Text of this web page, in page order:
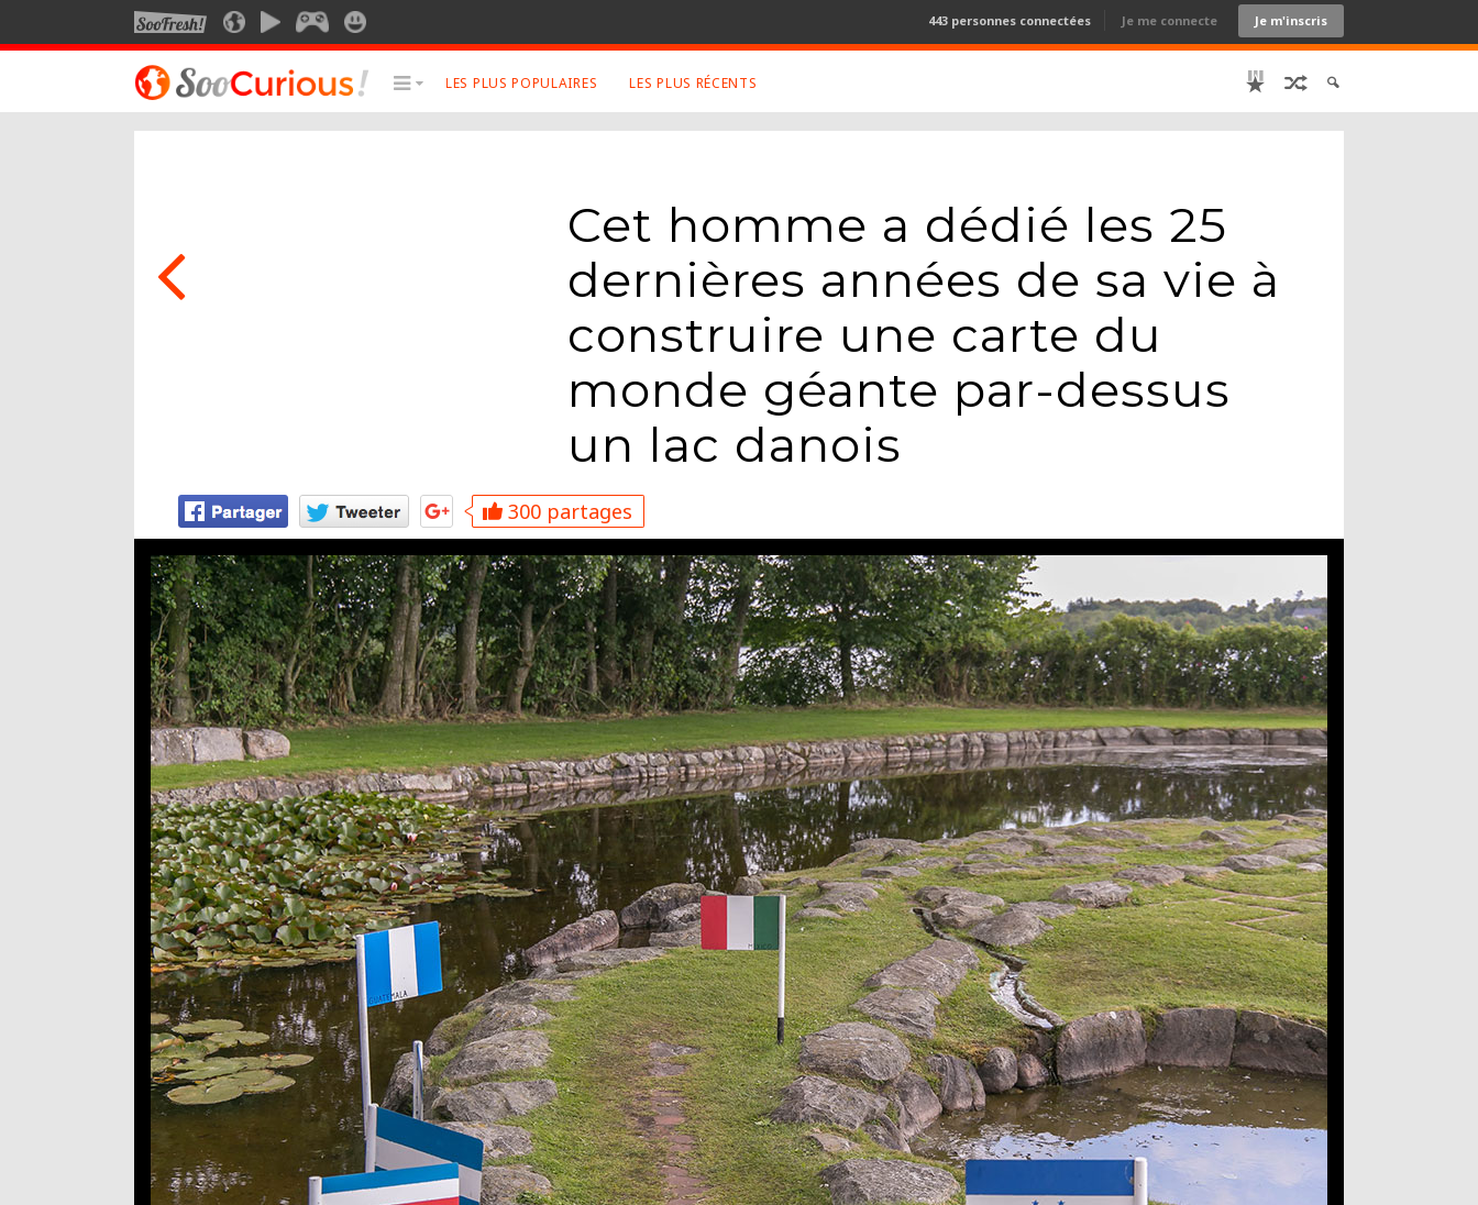
SOOFRESHSOOCURIOUSSOOMOTION
SOOGEEK Je me connecte Je m'inscris
443 personnes connectées
Twitter
Google+
Mentions Légales
Conditions Générales
LES PLUS POPULAIRES LES PLUS RÉCENTS
Cet homme a dédié les 25
dernières années de sa vie à
construire une carte du
monde géante par-dessus
un lac danois
300 partages